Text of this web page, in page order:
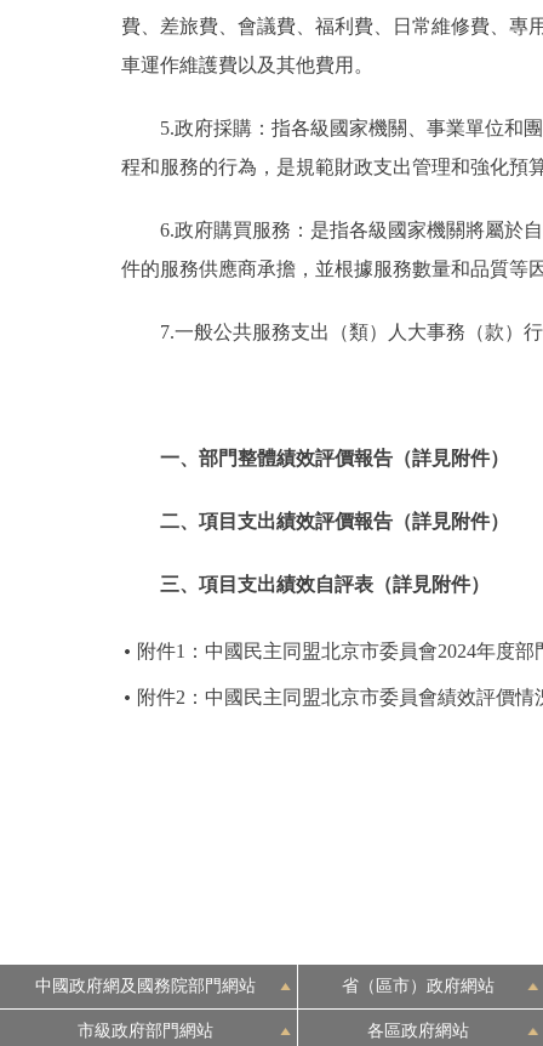
費、差旅費、會議費、福利費、日常維修費、專
車運作維護費以及其他費用。
5.政府採購：指各級國家機關、事業單位和
程和服務的行為，是規範財政支出管理和強化預
6.政府購買服務：是指各級國家機關將屬於
件的服務供應商承擔，並根據服務數量和品質等
7.一般公共服務支出（類）人大事務（款）
一、部門整體績效評價報告（詳見附件）
二、項目支出績效評價報告（詳見附件）
三、項目支出績效自評表（詳見附件）
附件1：中國民主同盟北京市委員會2024年度部
附件2：中國民主同盟北京市委員會績效評價情
中國政府網及國務院部門網站 省（區市）政府網站
市級政府部門網站 各區政府網站